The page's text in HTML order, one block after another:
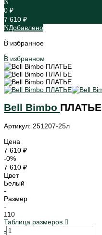
0 ₽
7 610 ₽
Добавлено
В избранное
В избранном
Bell Bimbo ПЛАТЬЕ
Артикул: 251207-25л
Цена
7 610 ₽
-0%
7 610 ₽
Цвет
Белый
-
Размер
-
110
Таблица размеров
-